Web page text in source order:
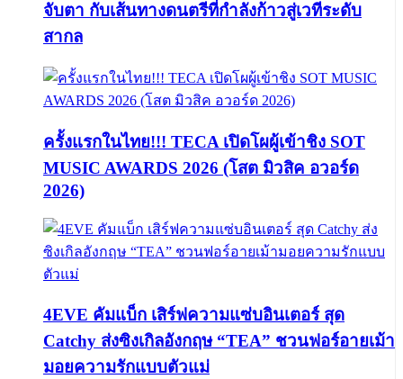
จับตา กับเส้นทางดนตรีที่กำลังก้าวสู่เวทีระดับ
สากล
ครั้งแรกในไทย!!! TECA เปิดโผผู้เข้าชิง SOT
MUSIC AWARDS 2026 (โสต มิวสิค อวอร์ด
2026)
4EVE คัมแบ็ก เสิร์ฟความแซ่บอินเตอร์ สุด
Catchy ส่งซิงเกิลอังกฤษ “TEA” ชวนฟอร์อายเม้า
มอยความรักแบบตัวแม่